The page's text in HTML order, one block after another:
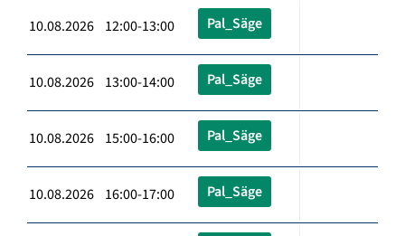
10.08.2026 12:00-13:00 Pal_Säge
10.08.2026 13:00-14:00 Pal_Säge
10.08.2026 15:00-16:00 Pal_Säge
10.08.2026 16:00-17:00 Pal_Säge